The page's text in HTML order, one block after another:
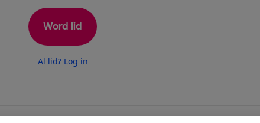
Word lid
Al lid? Log in